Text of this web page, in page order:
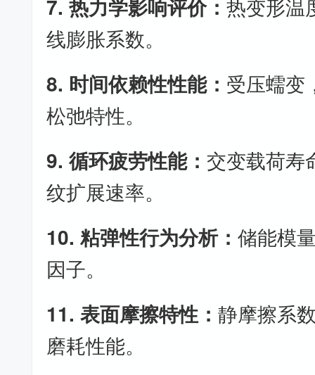
7. 热力学影响评价：热变形温
线膨胀系数。
8. 时间依赖性性能： 受压蠕变
松弛特性。
9. 循环疲劳性能： 交变载荷寿
纹扩展速率。
10. 粘弹性行为分析：储能模
因子。
11. 表面摩擦特性：静摩擦系
磨耗性能。